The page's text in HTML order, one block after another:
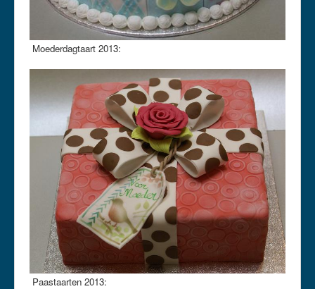
Moederdagtaart 2013:
Paastaarten 2013: